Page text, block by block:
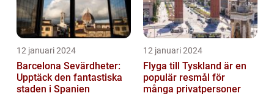
12 januari 2024
Barcelona Sevärdheter:
Upptäck den fantastiska
staden i Spanien
12 januari 2024
Flyga till Tyskland är en
populär resmål för
många privatpersoner